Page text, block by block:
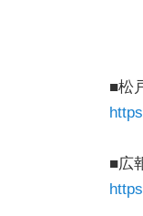
■松
■広